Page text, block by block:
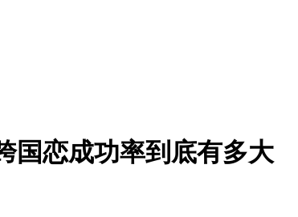
国恋成功率到底有多大